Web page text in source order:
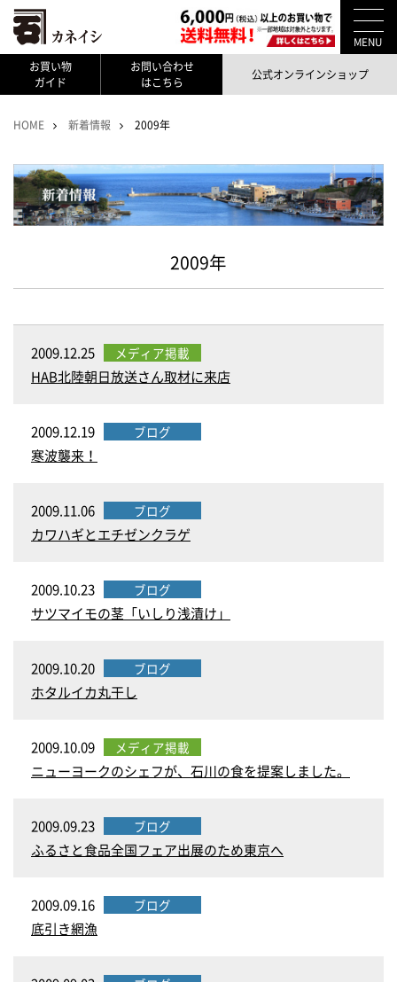
MENU
お買い物
ガイド
お問い合わせ
はこちら
公式オンラインショップ
HOME 新着情報 2009年
2009年
2009.12.25 メディア掲載
HAB北陸朝日放送さん取材に来店
2009.12.19 ブログ
寒波襲来！
2009.11.06 ブログ
カワハギとエチゼンクラゲ
2009.10.23 ブログ
サツマイモの茎「いしり浅漬け」
2009.10.20 ブログ
ホタルイカ丸干し
2009.10.09 メディア掲載
ニューヨークのシェフが、石川の食を提案しました。
2009.09.23 ブログ
ふるさと食品全国フェア出展のため東京へ
2009.09.16 ブログ
底引き網漁